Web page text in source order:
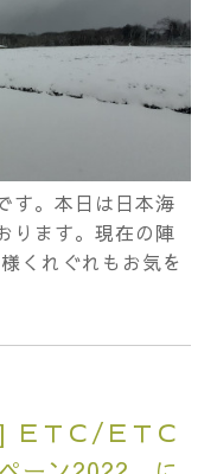
す。本日は日本海
ります。現在の陣
くれぐれもお気を
ＥＴＣ/ＥＴＣ